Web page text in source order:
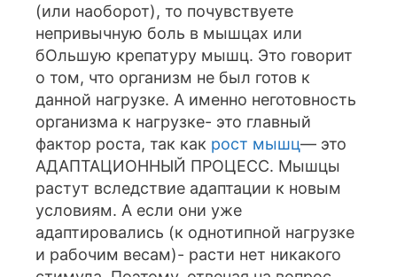
(или наоборот), то почувствуете
непривычную боль в мышцах или
бОльшую крепатуру мышц. Это говорит
о том, что организм не был готов к
данной нагрузке. А именно неготовность
организма к нагрузке- это главный
фактор роста, так как рост мышц— это
АДАПТАЦИОННЫЙ ПРОЦЕСС. Мышцы
растут вследствие адаптации к новым
условиям. А если они уже
адаптировались (к однотипной нагрузке
и рабочим весам)- расти нет никакого